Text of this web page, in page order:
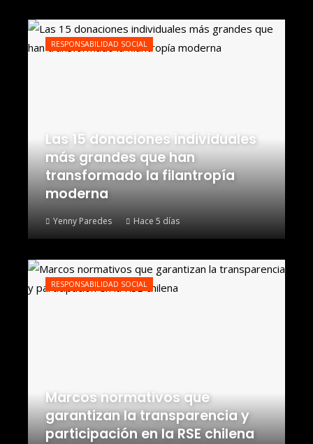
RESPONSABILIDAD SOCIAL
Las 15 donaciones individuales
más grandes que han
transformado la filantropía
moderna
Yenny Paredes Hace 5 días
RESPONSABILIDAD SOCIAL
Marcos normativos que
garantizan la transparencia y
participación en la RSE chilena